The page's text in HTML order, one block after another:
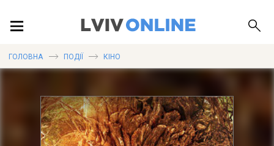
ГОЛОВНА ПОДІЇ КІНО